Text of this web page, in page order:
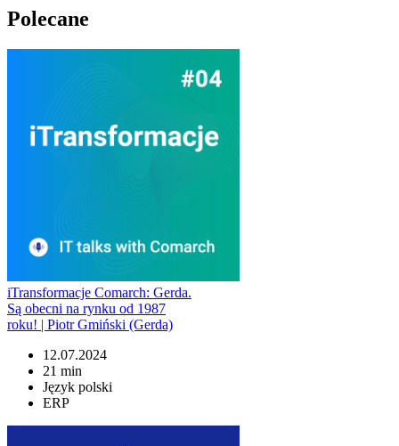
Polecane
iTransformacje Comarch: Gerda.
Są obecni na rynku od 1987
roku! | Piotr Gmiński (Gerda)
12.07.2024
21 min
Język polski
ERP